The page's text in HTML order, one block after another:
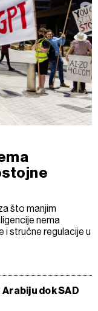
što manjim
nema
i stručne regulacije u
dok SAD